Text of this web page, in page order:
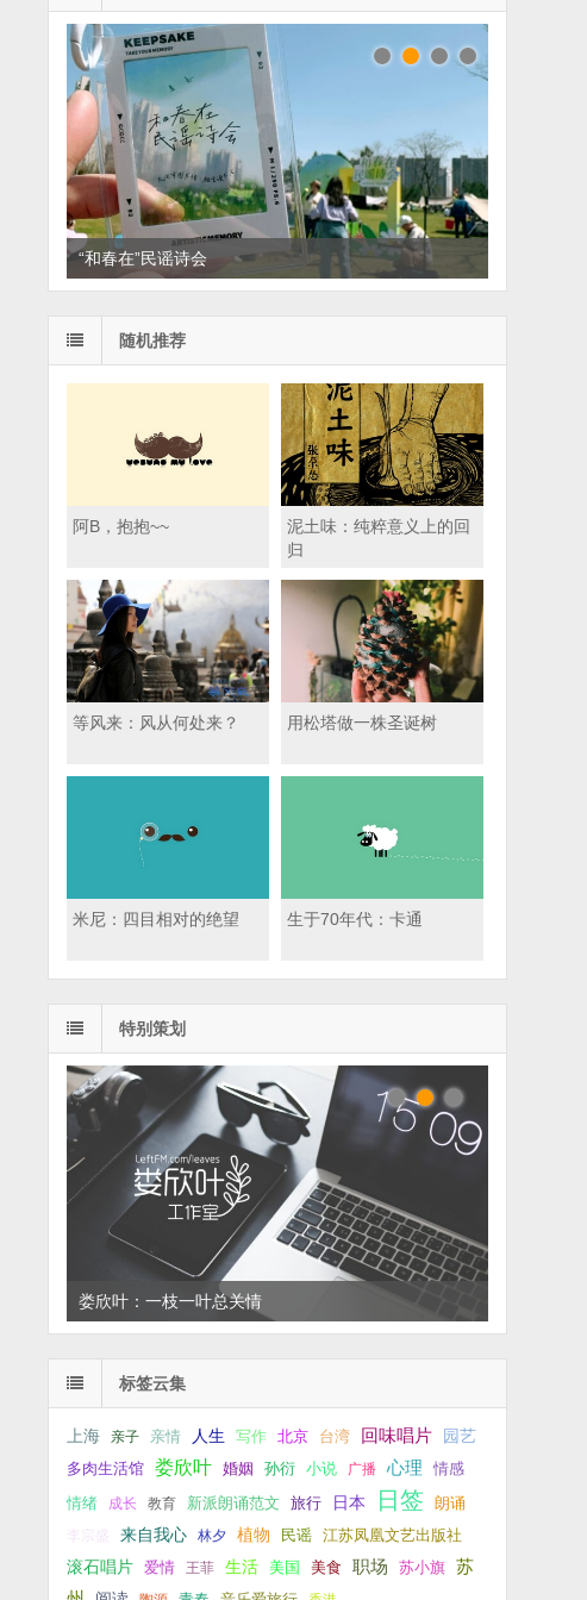
“和春在”民谣诗会
读家书单：悦读，散散班味
随机推荐
阿B，抱抱~~
泥土味：纯粹意义上的回
归
等风来：风从何处来？ 用松塔做一株圣诞树
米尼：四目相对的绝望 生于70年代：卡通
特别策划
娄欣叶：一枝一叶总关情
左叔：一生中还有多少个你
标签云集
上海 亲子 亲情 人生 写作 北京 台湾 回味唱片 园艺
多肉生活馆 娄欣叶 婚姻 孙衍 小说 广播 心理 情感
情绪 成长 教育 新派朗诵范文 旅行 日本 日签 朗诵
李宗盛 来自我心 林夕 植物 民谣
江苏凤凰文艺出版社
滚石唱片
爱情 王菲 生活 美国 美食 职场 苏小旗
苏